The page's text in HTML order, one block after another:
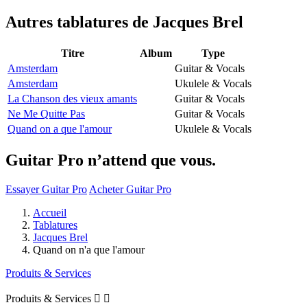
Autres tablatures de Jacques Brel
Titre Album
Type
Amsterdam
Guitar & Vocals
Amsterdam
Ukulele & Vocals
La Chanson des vieux amants
Guitar & Vocals
Ne Me Quitte Pas
Guitar & Vocals
Quand on a que l'amour
Ukulele & Vocals
Guitar Pro n’attend que vous.
Essayer Guitar Pro Acheter Guitar Pro
Accueil
Tablatures
Jacques Brel
Quand on n'a que l'amour
Produits & Services
Produits & Services  